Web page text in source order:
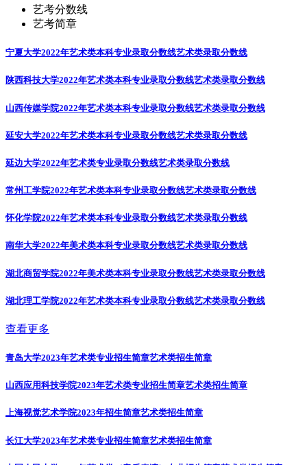
艺考分数线
艺考简章
宁夏大学2022年艺术类本科专业录取分数线艺术类录取分数线
陕西科技大学2022年艺术类本科专业录取分数线艺术类录取分数线
山西传媒学院2022年艺术类本科专业录取分数线艺术类录取分数线
延安大学2022年艺术类本科专业录取分数线艺术类录取分数线
延边大学2022年艺术类专业录取分数线艺术类录取分数线
常州工学院2022年艺术类本科专业录取分数线艺术类录取分数线
怀化学院2022年艺术类本科专业录取分数线艺术类录取分数线
南华大学2022年美术类本科专业录取分数线艺术类录取分数线
湖北商贸学院2022年美术类本科专业录取分数线艺术类录取分数线
湖北理工学院2022年艺术类本科专业录取分数线艺术类录取分数线
查看更多
青岛大学2023年艺术类专业招生简章艺术类招生简章
山西应用科技学院2023年艺术类专业招生简章艺术类招生简章
上海视觉艺术学院2023年招生简章艺术类招生简章
长江大学2023年艺术类专业招生简章艺术类招生简章